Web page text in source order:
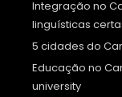
Integração no
linguísticas
5 cidades do
Educação no
university